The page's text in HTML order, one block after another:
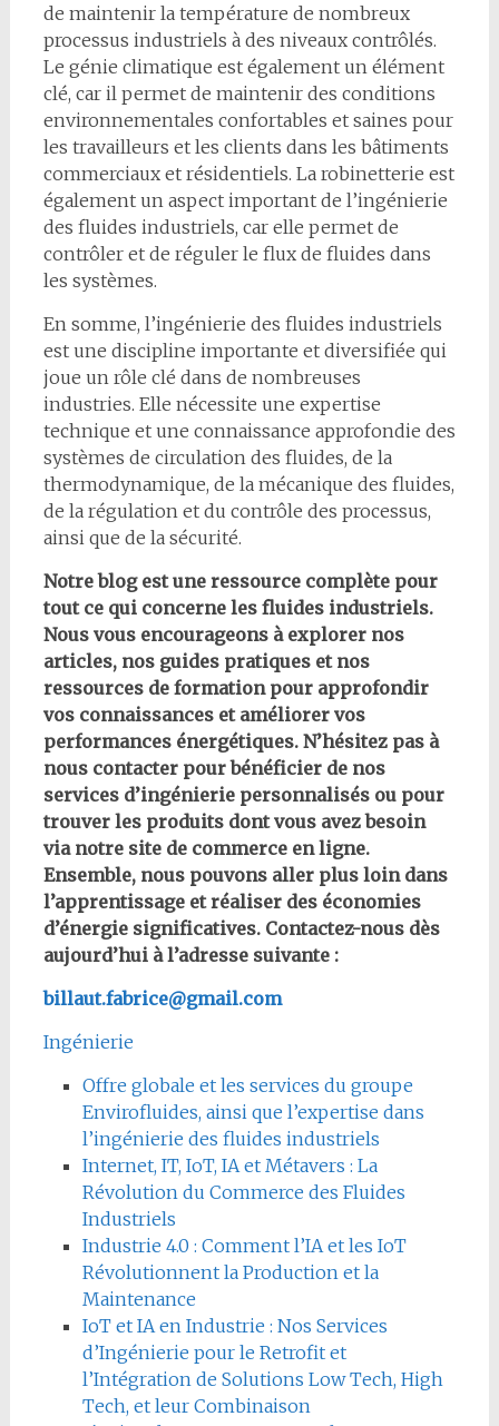
de maintenir la température de nombreux
processus industriels à des niveaux contrôlés.
Le génie climatique est également un élément
clé, car il permet de maintenir des conditions
environnementales confortables et saines pour
les travailleurs et les clients dans les bâtiments
commerciaux et résidentiels. La robinetterie est
également un aspect important de l’ingénierie
des fluides industriels, car elle permet de
contrôler et de réguler le flux de fluides dans
les systèmes.
En somme, l’ingénierie des fluides industriels
est une discipline importante et diversifiée qui
joue un rôle clé dans de nombreuses
industries. Elle nécessite une expertise
technique et une connaissance approfondie des
systèmes de circulation des fluides, de la
thermodynamique, de la mécanique des fluides,
de la régulation et du contrôle des processus,
ainsi que de la sécurité.
Notre blog est une ressource complète pour
tout ce qui concerne les fluides industriels.
Nous vous encourageons à explorer nos
articles, nos guides pratiques et nos
ressources de formation pour approfondir
vos connaissances et améliorer vos
performances énergétiques. N’hésitez pas à
nous contacter pour bénéficier de nos
services d’ingénierie personnalisés ou pour
trouver les produits dont vous avez besoin
via notre site de commerce en ligne.
Ensemble, nous pouvons aller plus loin dans
l’apprentissage et réaliser des économies
d’énergie significatives. Contactez-nous dès
aujourd’hui à l’adresse suivante :
billaut.fabrice@gmail.com
Ingénierie
Offre globale et les services du groupe
Envirofluides, ainsi que l’expertise dans
l’ingénierie des fluides industriels
Internet, IT, IoT, IA et Métavers : La
Révolution du Commerce des Fluides
Industriels
Industrie 4.0 : Comment l’IA et les IoT
Révolutionnent la Production et la
Maintenance
IoT et IA en Industrie : Nos Services
d’Ingénierie pour le Retrofit et
l’Intégration de Solutions Low Tech, High
Tech, et leur Combinaison